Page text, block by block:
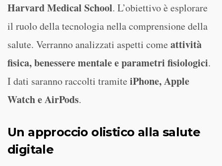
Harvard Medical School. L’obiettivo è esplorare
il ruolo della tecnologia nella comprensione della
salute. Verranno analizzati aspetti come attività
fisica, benessere mentale e parametri fisiologici.
I dati saranno raccolti tramite iPhone, Apple
Watch e AirPods.
Un approccio olistico alla salute
digitale